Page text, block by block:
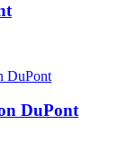
DuPont